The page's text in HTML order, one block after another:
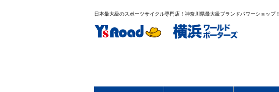
日本最大級のスポーツサイクル専門店！神奈川県最大級ブランドパワーショップ！